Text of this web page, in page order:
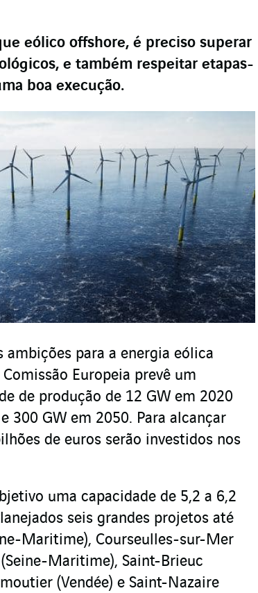
eólico offshore, é preciso superar
e também respeitar etapas-
boa execução.
ambições para a energia eólica
Europeia prevê um
de produção de 12 GW em 2020
300 GW em 2050. Para alcançar
de euros serão investidos nos
uma capacidade de 5,2 a 6,2
seis grandes projetos até
Maritime), Courseulles-sur-Mer
(Seine-Maritime), Saint-Brieuc
(Vendée) e Saint-Nazaire